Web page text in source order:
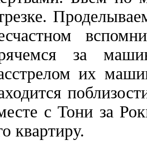
за
их
с Тони за
квартиру.